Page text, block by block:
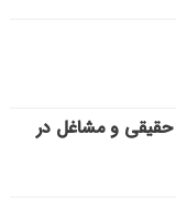
و مشاغل در